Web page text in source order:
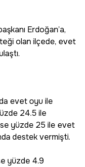
Erdoğan’a,
olan ilçede, evet
evet oyu ile
24.5 ile
ise yüzde 25 ile evet
destek vermişti.
yüzde 4.9